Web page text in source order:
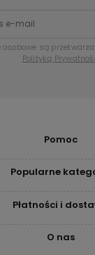
osobowe są
Polityką
Pomoc
Popularne
Płatności i
O nas